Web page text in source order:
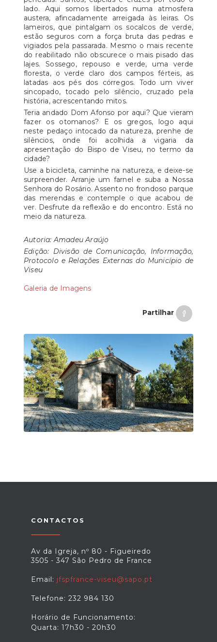
lado. Aqui somos libertados numa atmosfera
austera, afincadamente arreigada às leiras. Os
lameiros, que pintalgam os socalcos de verde,
estão seguros com a força bruta das pedras e
vigiados pela passarada. Mesmo o mais recente
do reabilitado não obscurece o mais pisado das
lajes. Sossego, repouso e verde, uma verde
floresta, o verde claro dos campos férteis, as
latadas aos pés dos córregos. Todo um viver
sincopado, tocado pelo silêncio, cruzado pela
história, acrescentando mitos.
Teria andado Dom Afonso por aqui? Que vieram
fazer os otomanos? E os gregos, logo aqui
neste pedaço intocado da natureza, prenhe de
silêncios, onde foi acolhida a vigaria da
apresentação do Bispo de Viseu, no termo da
cidade?
Use a bicicleta, caminhe na natureza, e deixe-se
surpreender. Arranje um farnel e suba a Nossa
Senhora do Rosário. Assento no frondoso parque
das merendas e contemple o que acabou de
ver. Desfrute da reflexão e do encontro. Está no
meio da natureza.
Autoria: Amadeu Araújo
Edição: Divisão de Comunicação, Informação,
Protocolo e Relações Externas do Município de
Viseu
Galeria de Imagens
Partilhar
CONTACTOS
Av da Igreja, nº 80 - Figueiredo
3505 - 347 São Pedro de France
Email: jfspfrance-viseu@sapo.pt
Telefone: 232 984 130
Horário de Funcionamento:
Quarta: 17h30 - 20h30